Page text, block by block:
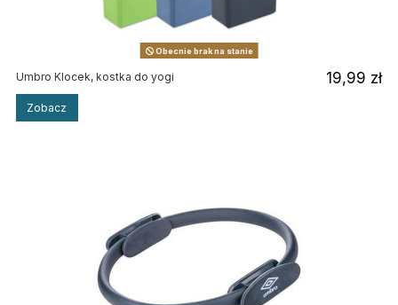
Obecnie brak na stanie
Umbro Klocek, kostka do yogi 19,99 zł
Zobacz